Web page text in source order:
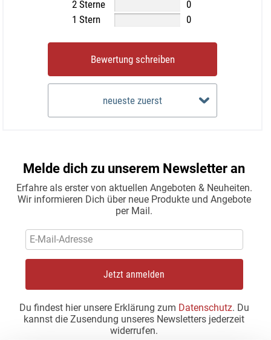
2 Sterne
0
1 Stern
0
Bewertung schreiben
neueste zuerst
Melde dich zu unserem Newsletter an
Erfahre als erster von aktuellen Angeboten & Neuheiten.
Wir informieren Dich über neue Produkte und Angebote
per Mail.
Jetzt anmelden
Du findest hier unsere Erklärung zum Datenschutz. Du
kannst die Zusendung unseres Newsletters jederzeit
widerrufen.